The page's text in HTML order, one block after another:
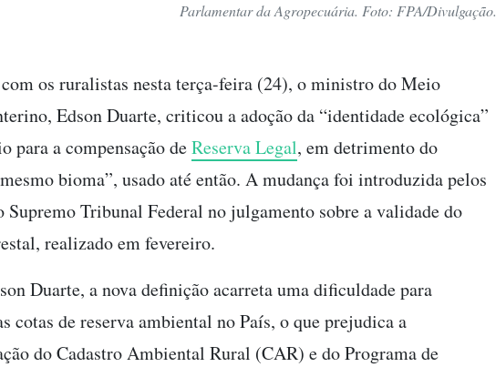
Parlamentar da Agropecuária. Foto: FPA/Divulgação.
os ruralistas nesta terça-feira (24), o ministro do Meio
Edson Duarte, criticou a adoção da “identidade ecológica”
para a compensação deReserva Legal, em detrimento do
bioma”, usado até então. A mudança foi introduzida pelos
Supremo Tribunal Federal no julgamento sobre a validade do
realizado em fevereiro.
Duarte, a nova definição acarreta uma dificuldade para
cotas de reserva ambiental no País, o que prejudica a
do Cadastro Ambiental Rural (CAR) e do Programa de